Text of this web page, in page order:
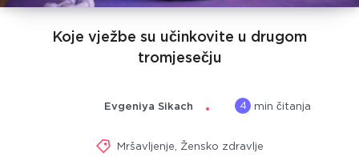
Koje vježbe su učinkovite u drugom
tromjesečju
Evgeniya Sikach 4 min čitanja
Mršavljenje Žensko zdravlje